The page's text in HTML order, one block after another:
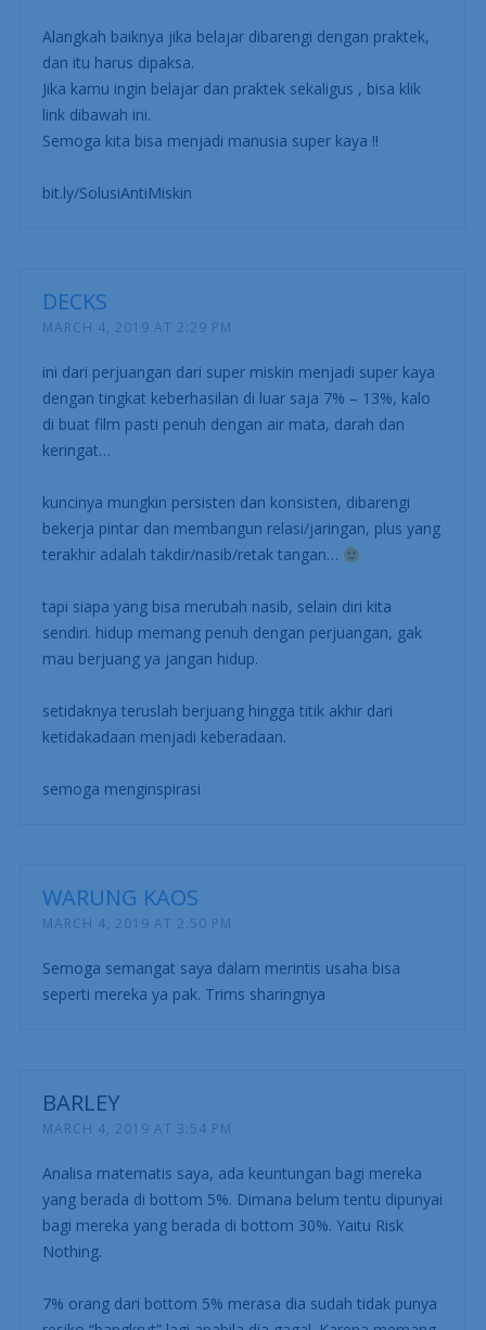
Alangkah baiknya jika belajar dibarengi dengan praktek,
dan itu harus dipaksa.
Jika kamu ingin belajar dan praktek sekaligus , bisa klik
link dibawah ini.
Semoga kita bisa menjadi manusia super kaya !!
bit.ly/SolusiAntiMiskin
DECKS
MARCH 4, 2019 AT 2:29 PM
ini dari perjuangan dari super miskin menjadi super kaya
dengan tingkat keberhasilan di luar saja 7% – 13%, kalo
di buat film pasti penuh dengan air mata, darah dan
keringat…
kuncinya mungkin persisten dan konsisten, dibarengi
bekerja pintar dan membangun relasi/jaringan, plus yang
terakhir adalah takdir/nasib/retak tangan…
tapi siapa yang bisa merubah nasib, selain diri kita
sendiri. hidup memang penuh dengan perjuangan, gak
mau berjuang ya jangan hidup.
setidaknya teruslah berjuang hingga titik akhir dari
ketidakadaan menjadi keberadaan.
semoga menginspirasi
WARUNG KAOS
MARCH 4, 2019 AT 2:50 PM
Semoga semangat saya dalam merintis usaha bisa
seperti mereka ya pak. Trims sharingnya
BARLEY
MARCH 4, 2019 AT 3:54 PM
Analisa matematis saya, ada keuntungan bagi mereka
yang berada di bottom 5%. Dimana belum tentu dipunyai
bagi mereka yang berada di bottom 30%. Yaitu Risk
Nothing.
7% orang dari bottom 5% merasa dia sudah tidak punya